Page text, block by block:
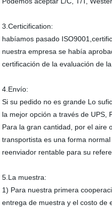
3.Certicification:
habíamos pasado
nuestra empresa se había
certificación de la evaluación de
4.Envío:
Si su pedido no es grande Lo
la mejor opción a través de UPS,
Para la gran cantidad, por el aire
transportista es una forma
reenviador rentable para su
5.La muestra:
1) Para nuestra primera
entrega de muestra y el costo de